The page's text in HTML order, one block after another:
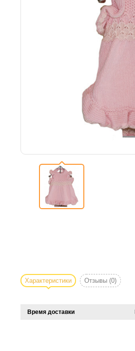
Характеристики Отзывы (0)
Время доставки